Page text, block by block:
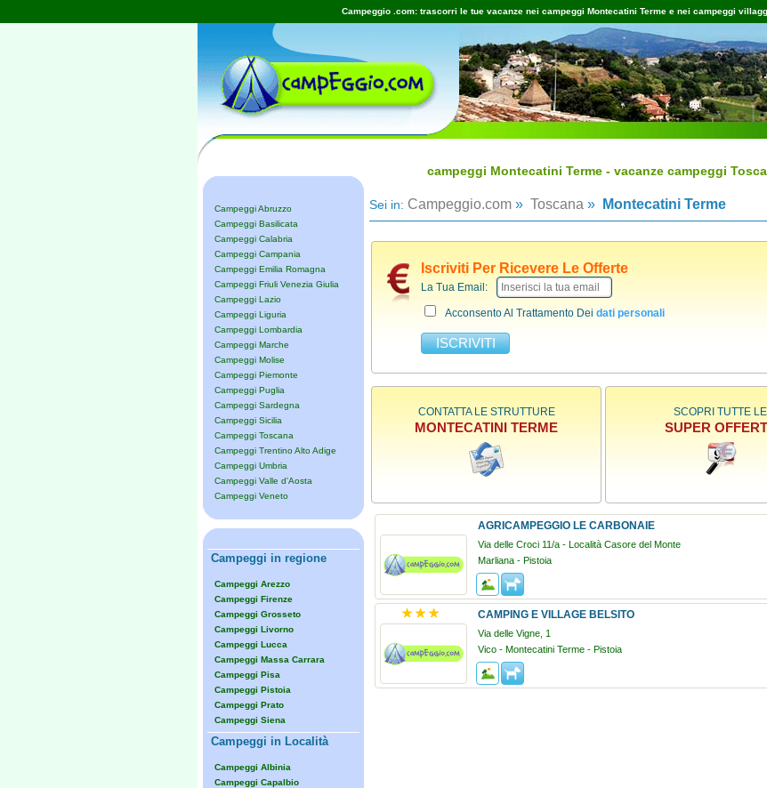
Campeggio .com: trascorri le tue vacanze nei campeggi Montecatini Terme e nei campeggi
Campeggi Abruzzo
Campeggi Basilicata
Campeggi Calabria
Campeggi Campania
Campeggi Emilia Romagna
Campeggi Friuli Venezia Giulia
Campeggi Lazio
Campeggi Liguria
Campeggi Lombardia
Campeggi Marche
Campeggi Molise
Campeggi Piemonte
Campeggi Puglia
Campeggi Sardegna
Campeggi Sicilia
Campeggi Toscana
Campeggi Trentino Alto Adige
Campeggi Umbria
Campeggi Valle d'Aosta
Campeggi Veneto
Campeggi in regione
Campeggi Arezzo
Campeggi Firenze
Campeggi Grosseto
Campeggi Livorno
Campeggi Lucca
Campeggi Massa Carrara
Campeggi Pisa
Campeggi Pistoia
Campeggi Prato
Campeggi Siena
Campeggi in Località
Campeggi Albinia
Campeggi Capalbio
campeggi Montecatini Terme - vacanze campeggi
Sei in: Campeggio.com » Toscana » Montecatini Terme
Iscriviti Per Ricevere Le Offerte
La Tua Email:
Acconsento Al Trattamento Dei dati personali
CONTATTA LE STRUTTURE
MONTECATINI TERME
SCOPRI TUTTE LE
SUPER
AGRICAMPEGGIO LE CARBONAIE
Via delle Croci 11/a - Località Casore del Monte
Marliana - Pistoia
CAMPING E VILLAGE BELSITO
Via delle Vigne, 1
Vico - Montecatini Terme - Pistoia